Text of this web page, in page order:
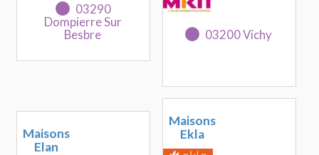
03290
Dompierre Sur
Besbre
03200 Vichy
Maisons
Elan
Maisons
Ekla